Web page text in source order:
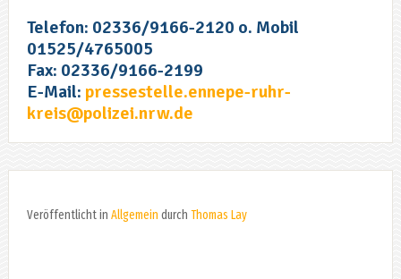
Telefon: 02336/9166-2120 o. Mobil
01525/4765005
Fax: 02336/9166-2199
E-Mail: pressestelle.ennepe-ruhr-
kreis@polizei.nrw.de
Veröffentlicht in Allgemein durch Thomas Lay